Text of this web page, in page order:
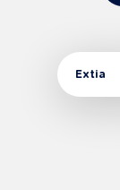
Extia